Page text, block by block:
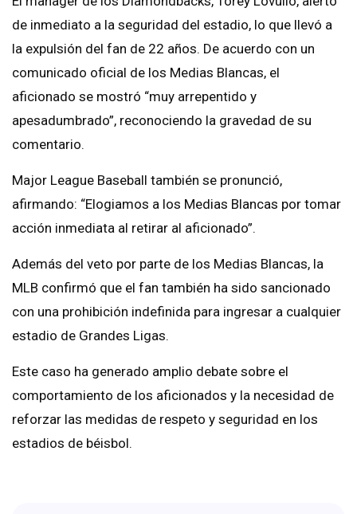
de inmediato a la seguridad del estadio, lo que llevó a
la expulsión del fan de 22 años. De acuerdo con un
comunicado oficial de los Medias Blancas, el
aficionado se mostró “muy arrepentido y
apesadumbrado”, reconociendo la gravedad de su
comentario.
Major League Baseball también se pronunció,
afirmando: “Elogiamos a los Medias Blancas por tomar
acción inmediata al retirar al aficionado”.
Además del veto por parte de los Medias Blancas, la
MLB confirmó que el fan también ha sido sancionado
con una prohibición indefinida para ingresar a cualquier
estadio de Grandes Ligas.
Este caso ha generado amplio debate sobre el
comportamiento de los aficionados y la necesidad de
reforzar las medidas de respeto y seguridad en los
estadios de béisbol.